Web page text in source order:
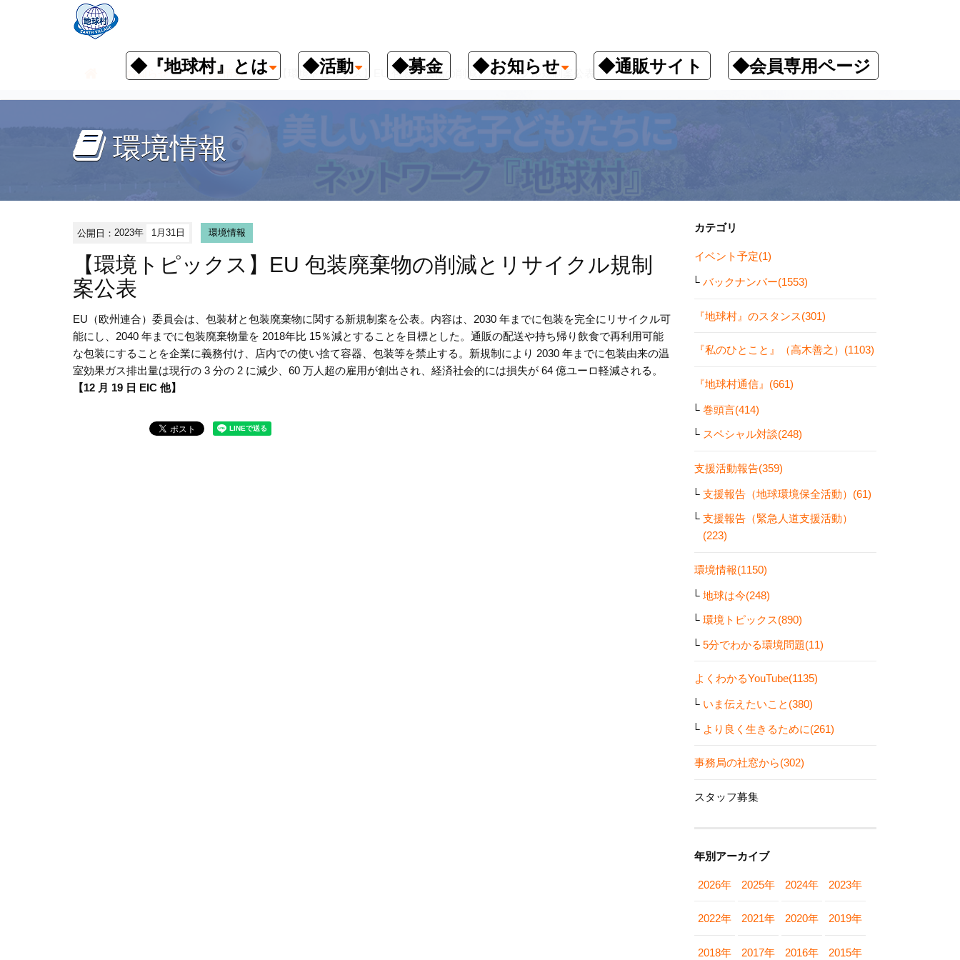
◆『地球村』とは ◆活動 ◆募金 ◆お知らせ ◆通販サイト ◆会員専用ページ
お知らせ 環境情報 【環境トピックス】EU 包装廃棄物の削減とリサイクル規制案公表
環境情報
公開日：2023年 1月31日 環境情報
【環境トピックス】EU 包装廃棄物の削減とリサイクル規制
案公表
EU（欧州連合）委員会は、包装材と包装廃棄物に関する新規制案を公表。内容は、2030 年までに包装を完全にリサイクル可
能にし、2040 年までに包装廃棄物量を 2018年比 15％減とすることを目標とした。通販の配送や持ち帰り飲食で再利用可能
な包装にすることを企業に義務付け、店内での使い捨て容器、包装等を禁止する。新規制により 2030 年までに包装由来の温
室効果ガス排出量は現行の 3 分の 2 に減少、60 万人超の雇用が創出され、経済社会的には損失が 64 億ユーロ軽減される。
【12 月 19 日 EIC 他】
カテゴリ
イベント予定(1)
バックナンバー(1553)
『地球村』のスタンス(301)
『私のひとこと』（高木善之）(1103)
『地球村通信』(661)
巻頭言(414)
スペシャル対談(248)
支援活動報告(359)
支援報告（地球環境保全活動）(61)
支援報告（緊急人道支援活動）
(223)
環境情報(1150)
地球は今(248)
環境トピックス(890)
5分でわかる環境問題(11)
よくわかるYouTube(1135)
いま伝えたいこと(380)
より良く生きるために(261)
事務局の社窓から(302)
スタッフ募集
年別アーカイブ
2026年 2025年 2024年 2023年
2022年 2021年 2020年 2019年
2018年 2017年 2016年 2015年